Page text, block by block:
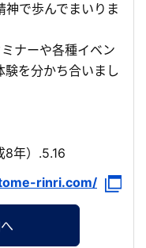
で歩んでまいりま
ナーや各種イベン
験を分かち合いまし
年）.5.16
rinri.com/